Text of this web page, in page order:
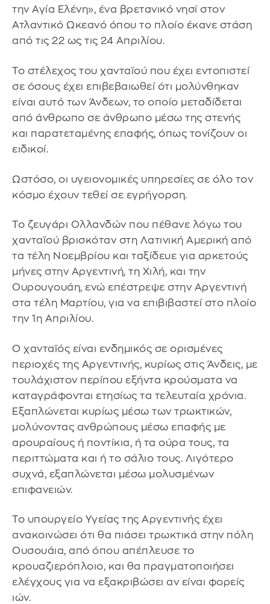
την Αγία Ελένη», ένα βρετανικό νησί στον
Ατλαντικό Ωκεανό όπου το πλοίο έκανε στάση
από τις 22 ως τις 24 Απριλίου.
Το στέλεχος του χανταϊού που έχει εντοπιστεί
σε όσους έχει επιβεβαιωθεί ότι μολύνθηκαν
είναι αυτό των Άνδεων, το οποίο μεταδίδεται
από άνθρωπο σε άνθρωπο μέσω της στενής
και παρατεταμένης επαφής, όπως τονίζουν οι
ειδικοί.
Ωστόσο, οι υγειονομικές υπηρεσίες σε όλο τον
κόσμο έχουν τεθεί σε εγρήγορση.
Το ζευγάρι Ολλανδών που πέθανε λόγω του
χανταϊού βρισκόταν στη Λατινική Αμερική από
τα τέλη Νοεμβρίου και ταξίδευε για αρκετούς
μήνες στην Αργεντινή, τη Χιλή, και την
Ουρουγουάη, ενώ επέστρεψε στην Αργεντινή
στα τέλη Μαρτίου, για να επιβιβαστεί στο πλοίο
την 1η Απριλίου.
Ο χανταϊός είναι ενδημικός σε ορισμένες
περιοχές της Αργεντινής, κυρίως στις Άνδεις, με
τουλάχιστον περίπου εξήντα κρούσματα να
καταγράφονται ετησίως τα τελευταία χρόνια.
Εξαπλώνεται κυρίως μέσω των τρωκτικών,
μολύνοντας ανθρώπους μέσω επαφής με
αρουραίους ή ποντίκια, ή τα ούρα τους, τα
περιττώματα και ή το σάλιο τους. Λιγότερο
συχνά, εξαπλώνεται μέσω μολυσμένων
επιφανειών.
Το υπουργείο Υγείας της Αργεντινής έχει
ανακοινώσει ότι θα πιάσει τρωκτικά στην πόλη
Ουσουάια, από όπου απέπλευσε το
κρουαζιερόπλοιο, και θα πραγματοποιήσει
ελέγχους για να εξακριβώσει αν είναι φορείς
ιών.